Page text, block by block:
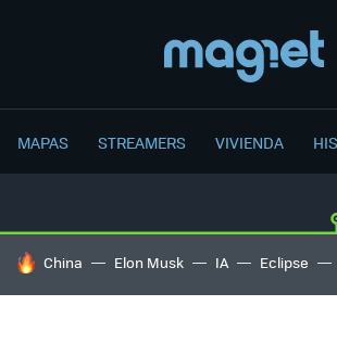
MAPAS STREAMERS VIVIENDA
HOY SE HABLA DE
China Elon Musk IA Eclipse